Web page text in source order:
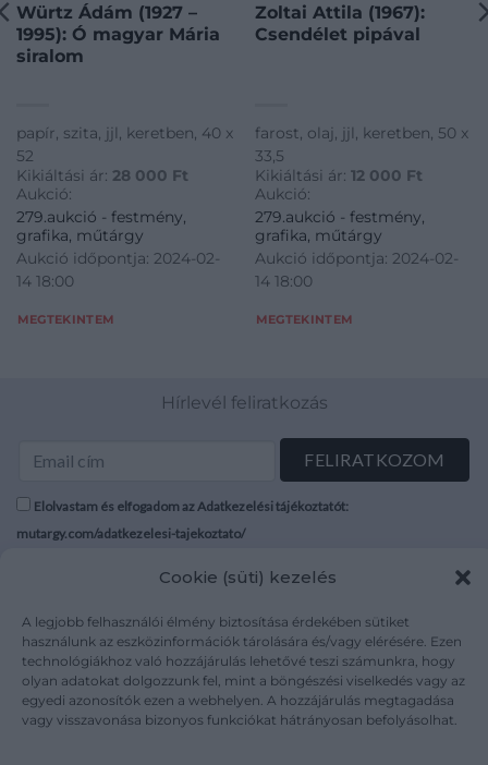
Cookie (süti) kezelés
A legjobb felhasználói élmény biztosítása érdekében sütiket
használunk az eszközinformációk tárolására és/vagy elérésére. Ezen
technológiákhoz való hozzájárulás lehetővé teszi számunkra, hogy
olyan adatokat dolgozzunk fel, mint a böngészési viselkedés vagy az
egyedi azonosítók ezen a webhelyen. A hozzájárulás megtagadása
vagy visszavonása bizonyos funkciókat hátrányosan befolyásolhat.
Würtz Ádám (1927 –
1995): Ó magyar Mária
siralom
papír, szita, jjl, keretben, 40 x
52
Kikiáltási ár: 28 000 Ft
Aukció:
279.aukció - festmény,
grafika, műtárgy
Aukció időpontja: 2024-02-
14 18:00
MEGTEKINTEM
Zoltai Attila (1967):
Csendélet pipával
farost, olaj, jjl, keretben, 50 x
33,5
Kikiáltási ár: 12 000 Ft
Aukció:
279.aukció - festmény,
grafika, műtárgy
Aukció időpontja: 2024-02-
14 18:00
MEGTEKINTEM
Hírlevél feliratkozás
Elolvastam és elfogadom az Adatkezelési tájékoztatót:
mutargy.com/adatkezelesi-tajekoztato/
Médiaajánlat
Karrier
Kapcsolat
Áraink
ÁSZF
Adatvédelem
Impresszum